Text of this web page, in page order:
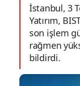
İstanbul, 3
Yatırım,
son işlem
rağmen
bildirdi.